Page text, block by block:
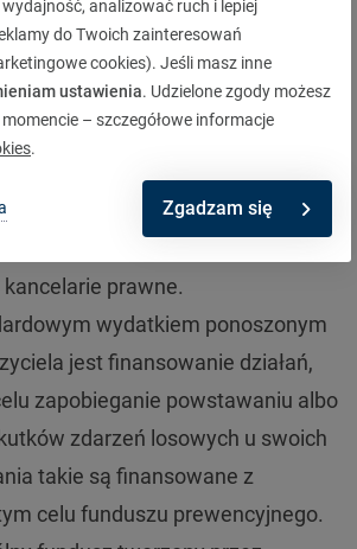
jest niezasadne;
wynagrodzenia
powołanych w celu ustalenia
przyczyny lub rozmiaru szkody,
pomocy prawnej,
prawne.
wydatkiem ponoszonym
jest finansowanie działań,
zapobieganie powstawaniu albo
zdarzeń losowych u swoich
takie są finansowane z
celu funduszu prewencyjnego.
analizować ruch i lepiej
do Twoich zainteresowań
cookies). Jeśli masz inne
ustawienia. Udzielone zgody możesz
– szczegółowe informacje
.
Zgadzam się